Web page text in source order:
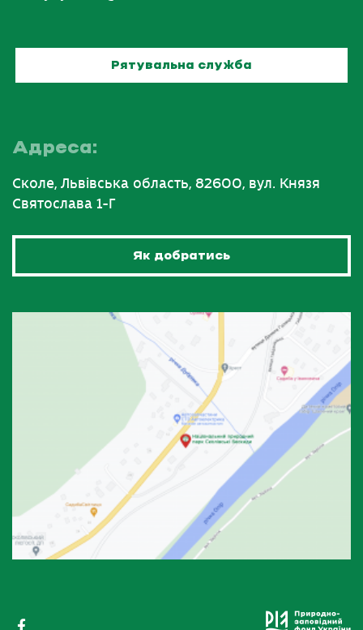
Рятувальна служба
Адреса:
Сколе, Львівська область, 82600, вул. Князя
Святослава 1-Г
Як добратись